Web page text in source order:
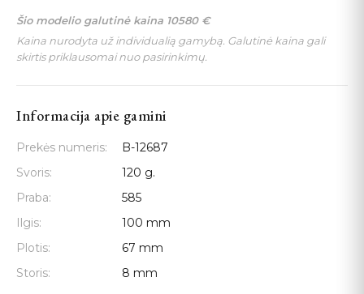
Šio modelio galutinė kaina 10580 €
Kaina nurodyta už individualią gamybą. Galutinė kaina gali
skirtis priklausomai nuo pasirinkimų.
Informacija apie gamini
Prekės numeris:
B-12687
Svoris:
120 g.
Praba:
585
Ilgis:
100 mm
Plotis:
67 mm
Storis:
8 mm